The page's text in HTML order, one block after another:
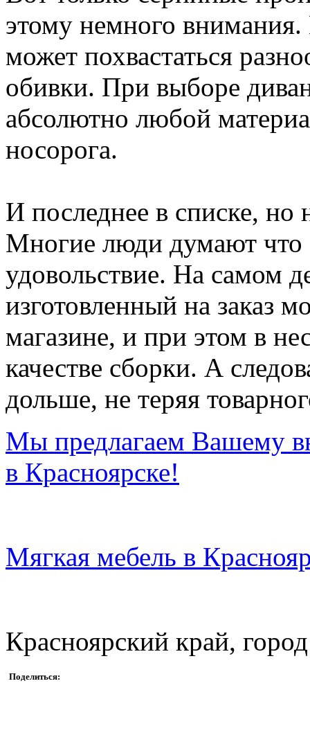
этому немного
может похвастаться
обивки. При выборе
абсолютно любой
носорога.
И последнее в списке, но
Многие люди думают что
удовольствие. На самом
изготовленный на заказ
магазине, и при этом в
качестве сборки. А
дольше, не теряя
Мы предлагаем Вашему
в Красноярске!
Мягкая мебель в
Красноярский край,
Поделиться: